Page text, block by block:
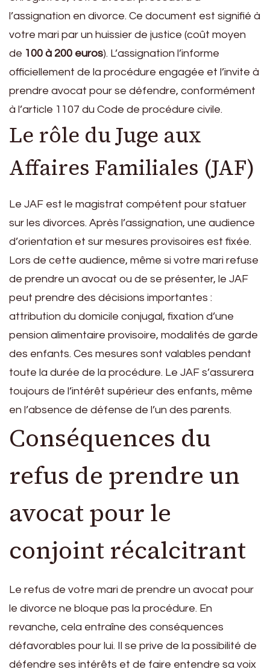
l’assignation en divorce. Ce document est signifié à
votre mari par un huissier de justice (coût moyen
de 100 à 200 euros). L’assignation l’informe
officiellement de la procédure engagée et l’invite à
prendre avocat pour se défendre, conformément
à l’article 1107 du Code de procédure civile.
Le rôle du Juge aux
Affaires Familiales (JAF)
Le JAF est le magistrat compétent pour statuer
sur les divorces. Après l’assignation, une audience
d’orientation et sur mesures provisoires est fixée.
Lors de cette audience, même si votre mari refuse
de prendre un avocat ou de se présenter, le JAF
peut prendre des décisions importantes :
attribution du domicile conjugal, fixation d’une
pension alimentaire provisoire, modalités de garde
des enfants. Ces mesures sont valables pendant
toute la durée de la procédure. Le JAF s’assurera
toujours de l’intérêt supérieur des enfants, même
en l’absence de défense de l’un des parents.
Conséquences du
refus de prendre un
avocat pour le
conjoint récalcitrant
Le refus de votre mari de prendre un avocat pour
le divorce ne bloque pas la procédure. En
revanche, cela entraîne des conséquences
défavorables pour lui. Il se prive de la possibilité de
défendre ses intérêts et de faire entendre sa voix